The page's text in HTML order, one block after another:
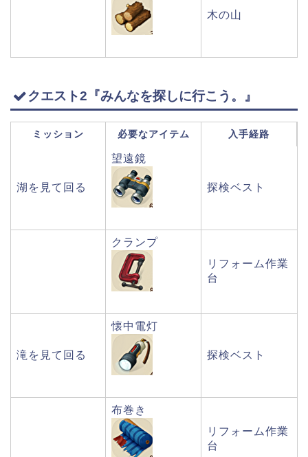
木の山
クエスト2『みんなを探しに行こう。』
ミッション 必要なアイテム 入手経路
湖を見て回る
望遠鏡
探検ベスト
クランプ
リフォーム作業
台
滝を見て回る
懐中電灯
探検ベスト
布巻き
リフォーム作業
台